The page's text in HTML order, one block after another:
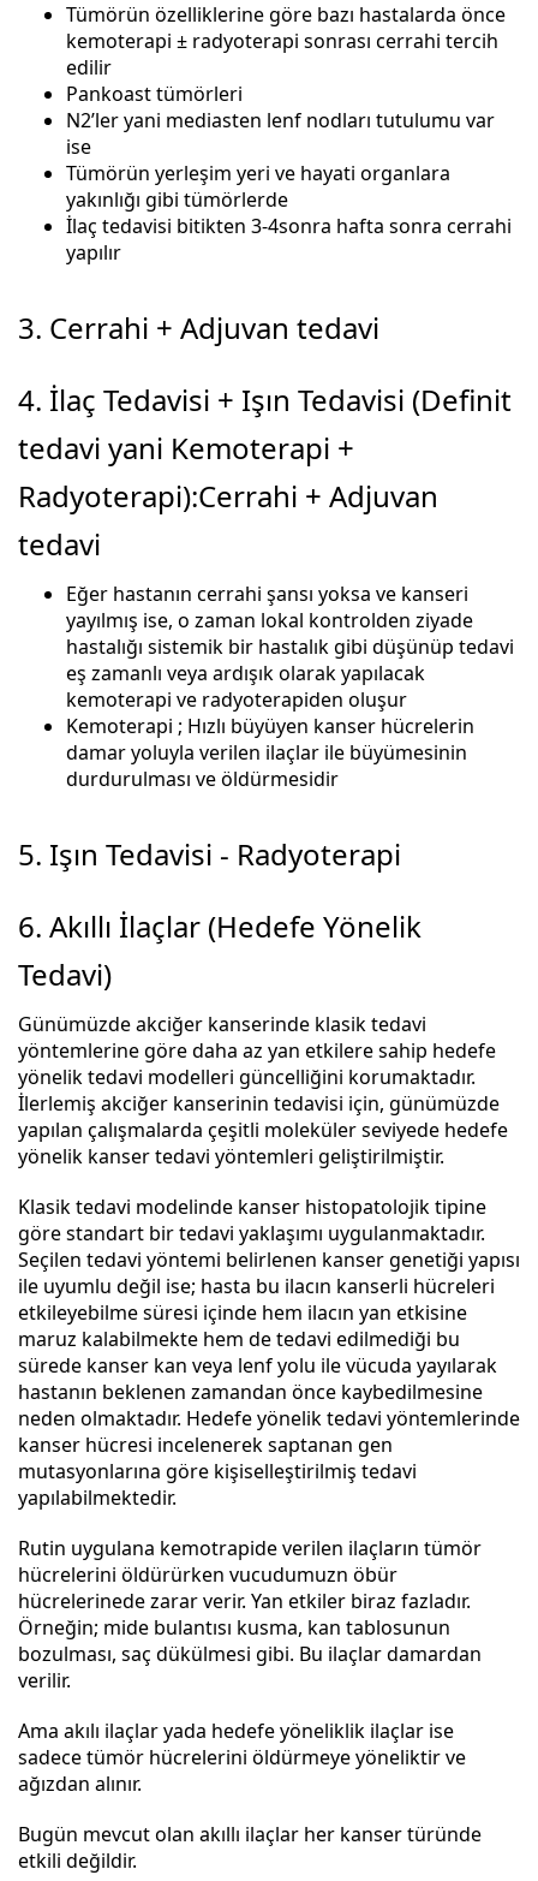
Tümörün özelliklerine göre bazı hastalarda önce
kemoterapi ± radyoterapi sonrası cerrahi tercih
edilir
Pankoast tümörleri
N2’ler yani mediasten lenf nodları tutulumu var
ise
Tümörün yerleşim yeri ve hayati organlara
yakınlığı gibi tümörlerde
İlaç tedavisi bitikten 3-4sonra hafta sonra cerrahi
yapılır
3. Cerrahi + Adjuvan tedavi
4. İlaç Tedavisi + Işın Tedavisi (Definit
tedavi yani Kemoterapi +
Radyoterapi):Cerrahi + Adjuvan
tedavi
Eğer hastanın cerrahi şansı yoksa ve kanseri
yayılmış ise, o zaman lokal kontrolden ziyade
hastalığı sistemik bir hastalık gibi düşünüp tedavi
eş zamanlı veya ardışık olarak yapılacak
kemoterapi ve radyoterapiden oluşur
Kemoterapi ; Hızlı büyüyen kanser hücrelerin
damar yoluyla verilen ilaçlar ile büyümesinin
durdurulması ve öldürmesidir
5. Işın Tedavisi - Radyoterapi
6. Akıllı İlaçlar (Hedefe Yönelik
Tedavi)
Günümüzde akciğer kanserinde klasik tedavi
yöntemlerine göre daha az yan etkilere sahip hedefe
yönelik tedavi modelleri güncelliğini korumaktadır.
İlerlemiş akciğer kanserinin tedavisi için, günümüzde
yapılan çalışmalarda çeşitli moleküler seviyede hedefe
yönelik kanser tedavi yöntemleri geliştirilmiştir.
Klasik tedavi modelinde kanser histopatolojik tipine
göre standart bir tedavi yaklaşımı uygulanmaktadır.
Seçilen tedavi yöntemi belirlenen kanser genetiği yapısı
ile uyumlu değil ise; hasta bu ilacın kanserli hücreleri
etkileyebilme süresi içinde hem ilacın yan etkisine
maruz kalabilmekte hem de tedavi edilmediği bu
sürede kanser kan veya lenf yolu ile vücuda yayılarak
hastanın beklenen zamandan önce kaybedilmesine
neden olmaktadır. Hedefe yönelik tedavi yöntemlerinde
kanser hücresi incelenerek saptanan gen
mutasyonlarına göre kişiselleştirilmiş tedavi
yapılabilmektedir.
Rutin uygulana kemotrapide verilen ilaçların tümör
hücrelerini öldürürken vucudumuzn öbür
hücrelerinede zarar verir. Yan etkiler biraz fazladır.
Örneğin; mide bulantısı kusma, kan tablosunun
bozulması, saç dükülmesi gibi. Bu ilaçlar damardan
verilir.
Ama akılı ilaçlar yada hedefe yöneliklik ilaçlar ise
sadece tümör hücrelerini öldürmeye yöneliktir ve
ağızdan alınır.
Bugün mevcut olan akıllı ilaçlar her kanser türünde
etkili değildir.